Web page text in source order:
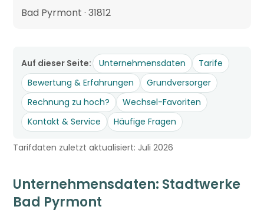
Bad Pyrmont · 31812
Auf dieser Seite: Unternehmensdaten
Tarife
Bewertung & Erfahrungen
Grundversorger
Rechnung zu hoch?
Wechsel-Favoriten
Kontakt & Service
Häufige Fragen
Tarifdaten zuletzt aktualisiert: Juli 2026
Unternehmensdaten: Stadtwerke
Bad Pyrmont